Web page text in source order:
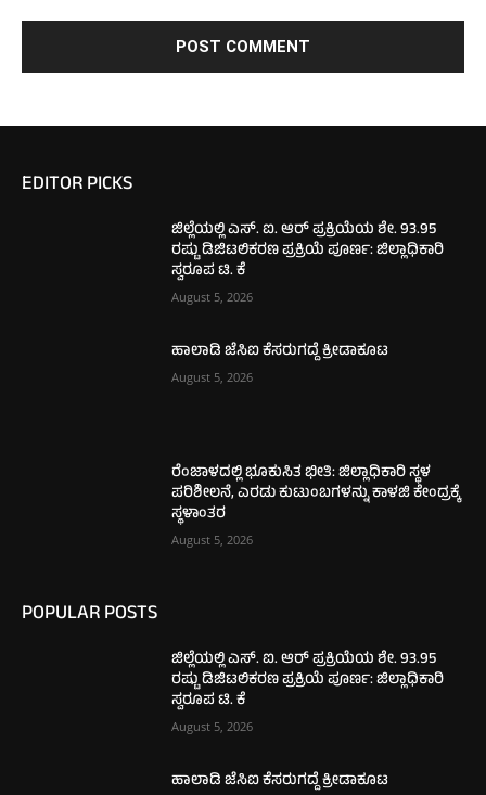
EDITOR PICKS
ಜಿಲ್ಲೆಯಲ್ಲಿ ಎಸ್. ಐ. ಆರ್ ಪ್ರಕ್ರಿಯೆಯ ಶೇ. 93.95
ರಷ್ಟು ಡಿಜಿಟಲಿಕರಣ ಪ್ರಕ್ರಿಯೆ ಪೂರ್ಣ: ಜಿಲ್ಲಾಧಿಕಾರಿ
ಸ್ವರೂಪ ಟಿ. ಕೆ
August 5, 2026
ಹಾಲಾಡಿ ಜೆಸಿಐ ಕೆಸರುಗದ್ದೆ ಕ್ರೀಡಾಕೂಟ
August 5, 2026
ರೆಂಜಾಳದಲ್ಲಿ ಭೂಕುಸಿತ ಭೀತಿ: ಜಿಲ್ಲಾಧಿಕಾರಿ ಸ್ಥಳ
ಪರಿಶೀಲನೆ, ಎರಡು ಕುಟುಂಬಗಳನ್ನು ಕಾಳಜಿ ಕೇಂದ್ರಕ್ಕೆ
ಸ್ಥಳಾಂತರ
August 5, 2026
POPULAR POSTS
ಜಿಲ್ಲೆಯಲ್ಲಿ ಎಸ್. ಐ. ಆರ್ ಪ್ರಕ್ರಿಯೆಯ ಶೇ. 93.95
ರಷ್ಟು ಡಿಜಿಟಲಿಕರಣ ಪ್ರಕ್ರಿಯೆ ಪೂರ್ಣ: ಜಿಲ್ಲಾಧಿಕಾರಿ
ಸ್ವರೂಪ ಟಿ. ಕೆ
August 5, 2026
ಹಾಲಾಡಿ ಜೆಸಿಐ ಕೆಸರುಗದ್ದೆ ಕ್ರೀಡಾಕೂಟ